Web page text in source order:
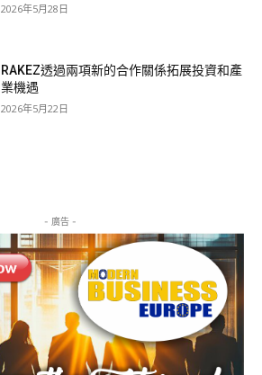
2026年5月28日
RAKEZ透過兩項新的合作關係拓展投資和產
業機遇
2026年5月22日
- 廣告 -